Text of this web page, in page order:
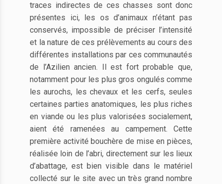
traces indirectes de ces chasses sont donc
présentes ici, les os d’animaux n’étant pas
conservés, impossible de préciser l’intensité
et la nature de ces prélèvements au cours des
différentes installations par ces communautés
de l’Azilien ancien. Il est fort probable que,
notamment pour les plus gros ongulés comme
les aurochs, les chevaux et les cerfs, seules
certaines parties anatomiques, les plus riches
en viande ou les plus valorisées socialement,
aient été ramenées au campement. Cette
première activité bouchère de mise en pièces,
réalisée loin de l’abri, directement sur les lieux
d’abattage, est bien visible dans le matériel
collecté sur le site avec un très grand nombre